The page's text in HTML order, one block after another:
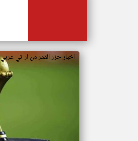
اخبار جزر القمر من ار تي عربي